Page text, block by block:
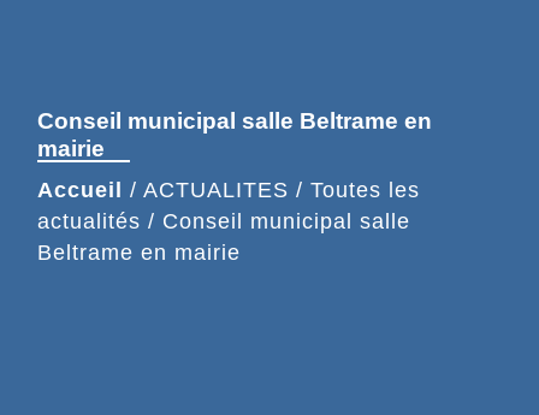
Conseil municipal salle Beltrame en
mairie
Accueil / ACTUALITES / Toutes les
actualités / Conseil municipal salle
Beltrame en mairie